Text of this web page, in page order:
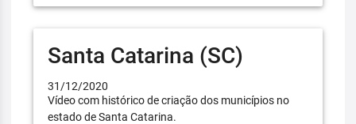
Santa Catarina (SC)
31/12/2020
Vídeo com histórico de criação dos municípios no
estado de Santa Catarina.